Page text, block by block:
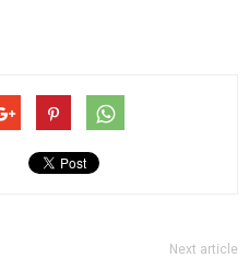
Next article